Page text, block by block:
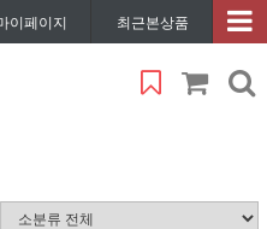
이페이지 최근본상품